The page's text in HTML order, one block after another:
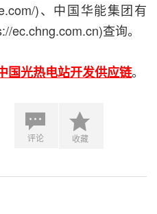
)、中国华能集团有
ec.chng.com.cn)查询。
国光热电站开发供应链。
评论 收藏